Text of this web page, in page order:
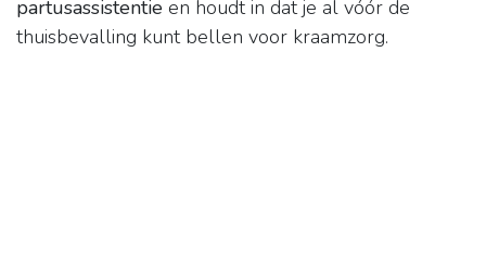
partusassistentie en houdt in dat je al vóór de
thuisbevalling kunt bellen voor kraamzorg.